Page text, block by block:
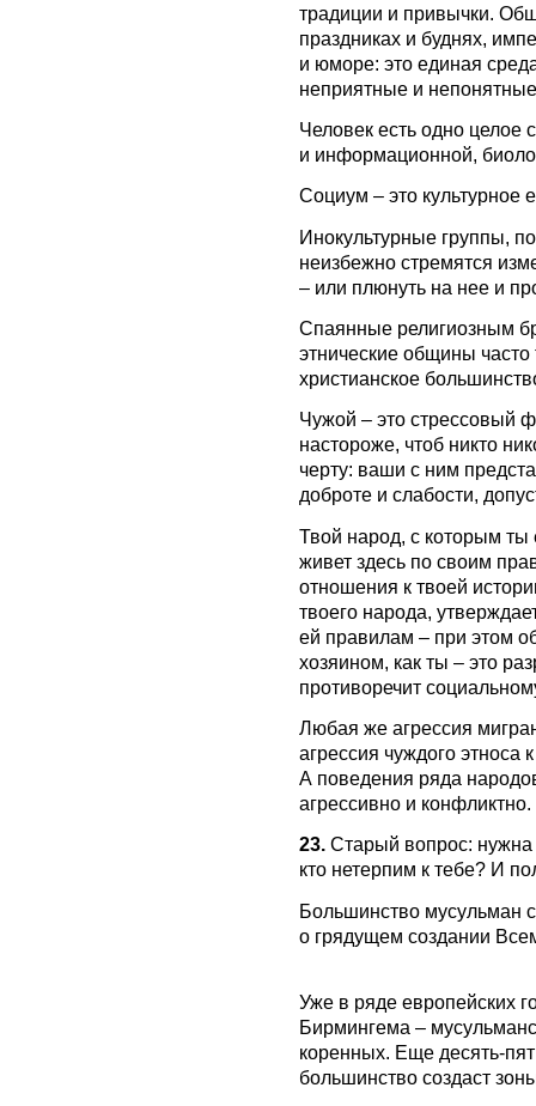
традиции и привычки.
праздниках и буднях,
и юморе: это единая
неприятные и
Человек есть одно
и информационной,
Социум – это культурное
Инокультурные группы,
неизбежно стремятся
– или плюнуть на нее и
Спаянные религиозным
этнические общины
христианское
Чужой – это стрессовый
настороже, чтоб никто
черту: ваши с ним
доброте и слабости,
Твой народ, с которым ты
живет здесь по своим
отношения к твоей
твоего народа,
ей правилам – при этом
хозяином, как ты – это
противоречит
Любая же агрессия
агрессия чуждого этноса
А поведения ряда
агрессивно и конфликтно.
23. Старый вопрос: нужна
кто нетерпим к тебе? И
Большинство мусульман
о грядущем создании
Уже в ряде европейских
Бирмингема –
коренных. Еще десять-
большинство создаст